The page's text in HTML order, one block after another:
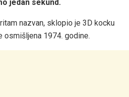
jedan sekund.
nazvan, sklopio je 3D kocku
osmišljena 1974. godine.